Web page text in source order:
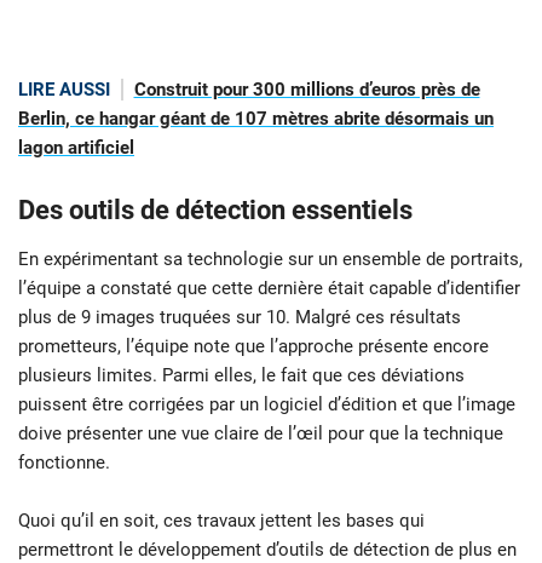
LIRE AUSSI
Construit pour 300 millions d’euros près de
Berlin, ce hangar géant de 107 mètres abrite désormais un
lagon artificiel
Des outils de détection essentiels
En expérimentant sa technologie sur un ensemble de portraits,
l’équipe a constaté que cette dernière était capable d’identifier
plus de 9 images truquées sur 10. Malgré ces résultats
prometteurs, l’équipe note que l’approche présente encore
plusieurs limites. Parmi elles, le fait que ces déviations
puissent être corrigées par un logiciel d’édition et que l’image
doive présenter une vue claire de l’œil pour que la technique
fonctionne.
Quoi qu’il en soit, ces travaux jettent les bases qui
permettront le développement d’outils de détection de plus en